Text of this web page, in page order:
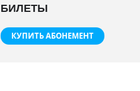
БИЛЕТЫ
КУПИТЬ АБОНЕМЕНТ